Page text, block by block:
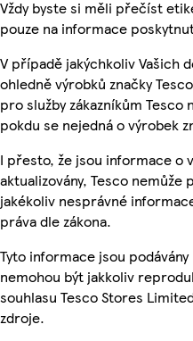
Vždy byste si měli přečíst
pouze na informace
V případě jakýchkoliv Vašich
ohledně výrobků značky
pro služby zákazníkům
pokdu se nejedná o výrobek
I přesto, že jsou informace o
aktualizovány, Tesco
jakékoliv nesprávné
práva dle zákona.
Tyto informace jsou
nemohou být jakkoliv
souhlasu Tesco Stores
zdroje.